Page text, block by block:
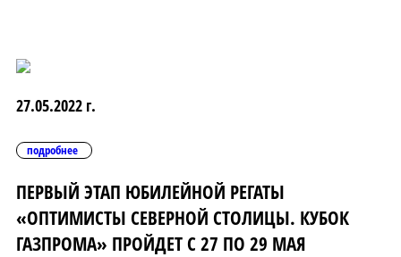
27.05.2022 г.
подробнее
ПЕРВЫЙ ЭТАП ЮБИЛЕЙНОЙ РЕГАТЫ
«ОПТИМИСТЫ СЕВЕРНОЙ СТОЛИЦЫ. КУБОК
ГАЗПРОМА» ПРОЙДЕТ С 27 ПО 29 МАЯ